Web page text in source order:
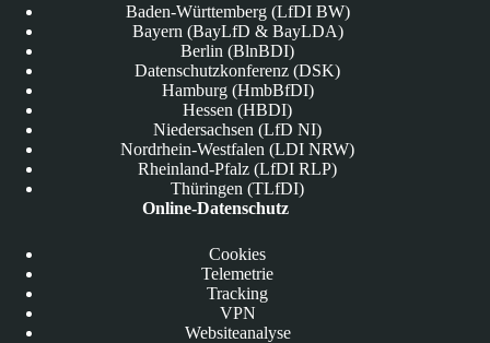
Baden-Württemberg (LfDI BW)
Bayern (BayLfD & BayLDA)
Berlin (BlnBDI)
Datenschutzkonferenz (DSK)
Hamburg (HmbBfDI)
Hessen (HBDI)
Niedersachsen (LfD NI)
Nordrhein-Westfalen (LDI NRW)
Rheinland-Pfalz (LfDI RLP)
Thüringen (TLfDI)
Online-Datenschutz
Cookies
Telemetrie
Tracking
VPN
Websiteanalyse